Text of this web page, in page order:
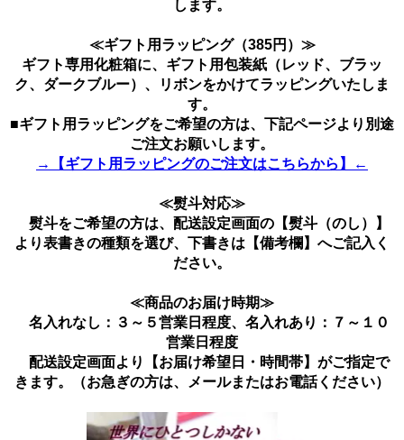
します。
≪ギフト用ラッピング（385円）≫
ギフト専用化粧箱に、ギフト用包装紙（レッド、ブラッ
ク、ダークブルー）、リボンをかけてラッピングいたしま
す。
■ギフト用ラッピングをご希望の方は、下記ページより別途
ご注文お願いします。
→【ギフト用ラッピングのご注文はこちらから】←
≪熨斗対応≫
熨斗をご希望の方は、配送設定画面の【熨斗（のし）】
より表書きの種類を選び、下書きは【備考欄】へご記入く
ださい。
≪商品のお届け時期≫
名入れなし：３～５営業日程度、名入れあり：７～１０
営業日程度
配送設定画面より【お届け希望日・時間帯】がご指定で
きます。（お急ぎの方は、メールまたはお電話ください）